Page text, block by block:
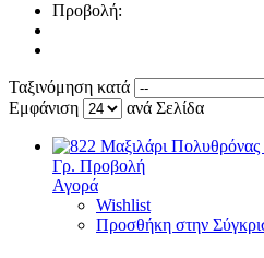
Προβολή:
Ταξινόμηση κατά
Εμφάνιση
ανά Σελίδα
Γρ. Προβολή
Αγορά
Wishlist
Προσθήκη στην